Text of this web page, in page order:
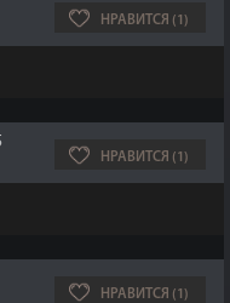
НРАВИТСЯ (1)
НРАВИТСЯ (1)
НРАВИТСЯ (1)